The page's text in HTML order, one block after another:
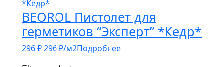
BEOROL Пистолет для
герметиков “Эксперт” *Кедр*
296₽296₽/м2Подробнее